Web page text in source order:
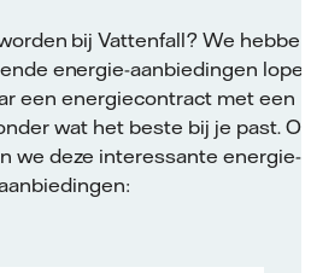
bij Vattenfall? We
energie-aanbiedingen
een energiecontract met een
wat het beste bij je past.
we deze interessante energie-